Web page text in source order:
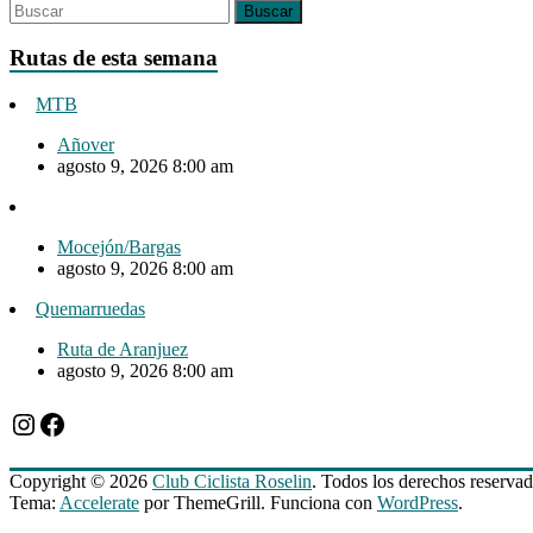
Rutas de esta semana
MTB
Añover
agosto 9, 2026 8:00 am
Mocejón/Bargas
agosto 9, 2026 8:00 am
Quemarruedas
Ruta de Aranjuez
agosto 9, 2026 8:00 am
Instagram
Facebook
Copyright © 2026 Club Ciclista Roselin. Todos los derechos
Tema: Accelerate por ThemeGrill. Funciona con WordPress.